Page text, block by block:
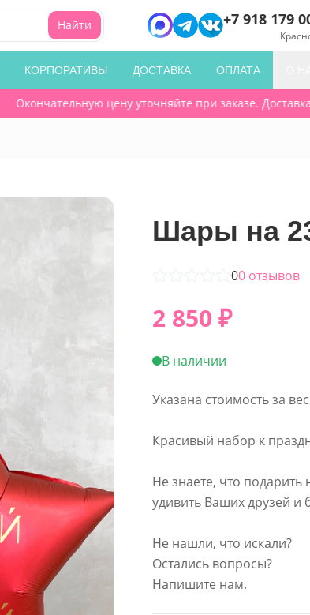
Найти +7 918 179
КОРПОРАТИВЫ ДОСТАВКА ОПЛАТА
Окончательную цену уточняйте при заказе. Доставка
Шары на
00 отзывов
2 850 ₽
В наличии
Указана стоимость за
Красивый набор к
Не знаете, что
удивить Ваших друзей и
Не нашли, что искали?
Остались вопросы?
Напишите нам.